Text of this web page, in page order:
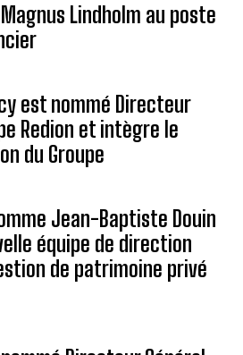
Lindholm au poste
est nommé Directeur
Redion et intègre le
du Groupe
Jean-Baptiste Douin
équipe de direction
de patrimoine privé